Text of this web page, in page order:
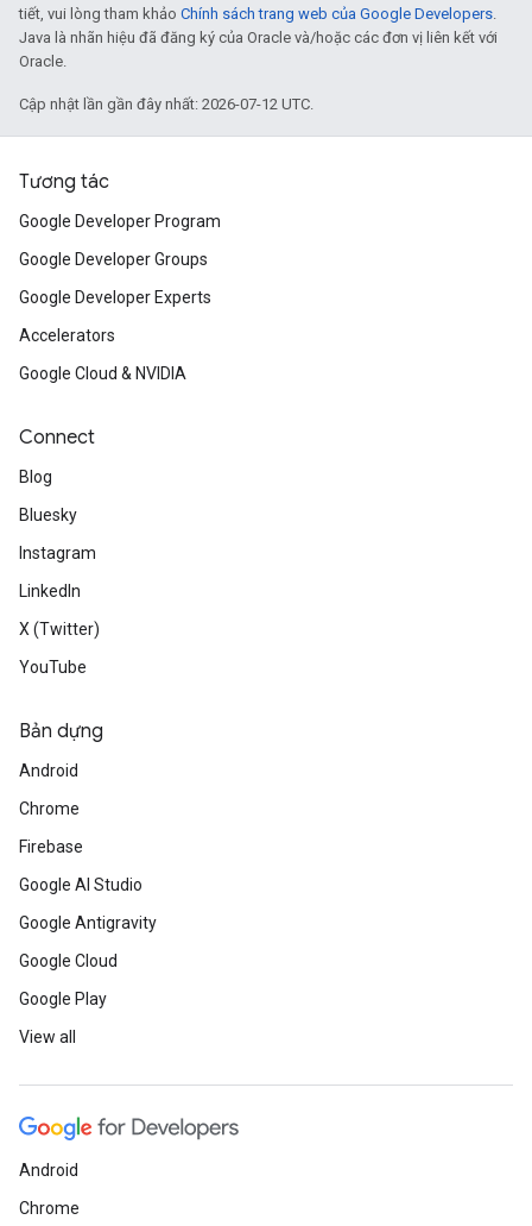
tiết, vui lòng tham khảo Chính sách trang web của Google Developers.
Java là nhãn hiệu đã đăng ký của Oracle và/hoặc các đơn vị liên kết với
Oracle.
Cập nhật lần gần đây nhất: 2026-07-12 UTC.
Tương tác
Google Developer Program
Google Developer Groups
Google Developer Experts
Accelerators
Google Cloud & NVIDIA
Connect
Blog
Bluesky
Instagram
LinkedIn
X (Twitter)
YouTube
Bản dựng
Android
Chrome
Firebase
Google AI Studio
Google Antigravity
Google Cloud
Google Play
View all
Android
Chrome